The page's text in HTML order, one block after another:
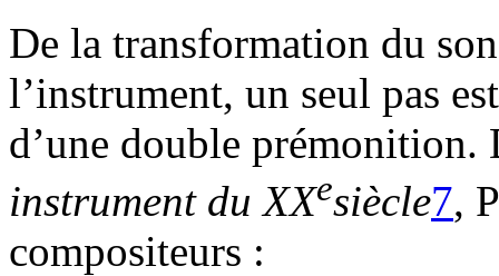
De la transformation du
l’instrument, un seul pas
d’une double prémonition.
instrument duXXesiècle7,
compositeurs :